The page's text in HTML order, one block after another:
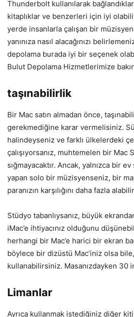
Thunderbolt kullanılarak
kitaplıklar ve benzerleri için iyi
yerde insanlarla çalışan bir
yanınıza nasıl alacağınızı
depolama burada iyi bir seçenek
Bulut Depolama Hizmetlerimize
taşınabilirlik
Bir Mac satın almadan önce,
gerekmediğine karar vermelisiniz.
halindeyseniz ve farklı ülkelerdeki
çalışıyorsanız, muhtemelen bir Mac
sığmayacaktır. Ancak, yalnızca bir
yapan solo bir müzisyenseniz, bir
paranızın karşılığını daha fazla
Stüdyo tabanlıysanız, büyük
iMac’e ihtiyacınız olduğunu
herhangi bir Mac’e harici bir ekran
böylece bir dizüstü Mac’iniz olsa
kullanabilirsiniz. Masanızdayken 30
Limanlar
Ayrıca kullanmak istediğiniz diğer